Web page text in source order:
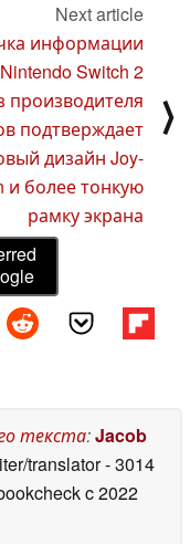
Next article
информации
Switch 2
производителя
подтверждает
дизайн Joy-
и более тонкую
рамку экрана
⟩
текста:Jacob
translator- 3014
c 2022